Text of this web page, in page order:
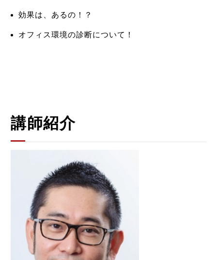
効果は、あるの！？
オフィス環境の診断について！
講師紹介